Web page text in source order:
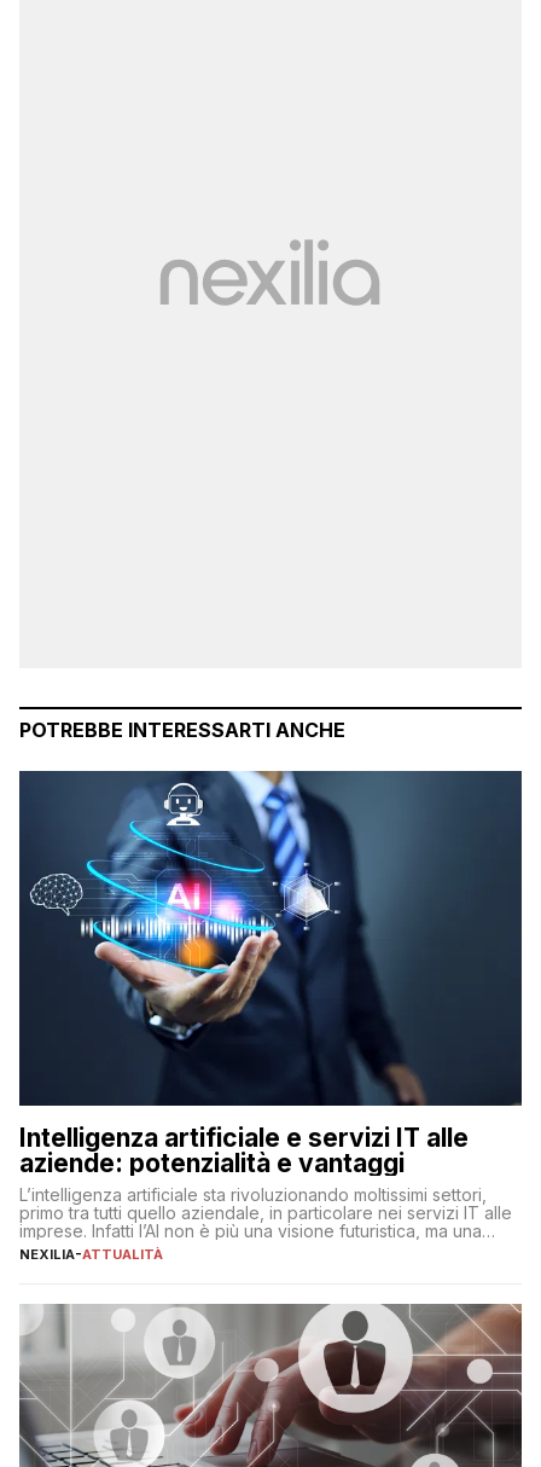
POTREBBE INTERESSARTI ANCHE
Intelligenza artificiale e servizi IT alle
aziende: potenzialità e vantaggi
L’intelligenza artificiale sta rivoluzionando moltissimi settori,
primo tra tutti quello aziendale, in particolare nei servizi IT alle
imprese. Infatti l’AI non è più una visione futuristica, ma una
realtà operativa che sta portando a un cambio significativo in
operazioni, bensì comporta […]
NEXILIA-ATTUALITÀ